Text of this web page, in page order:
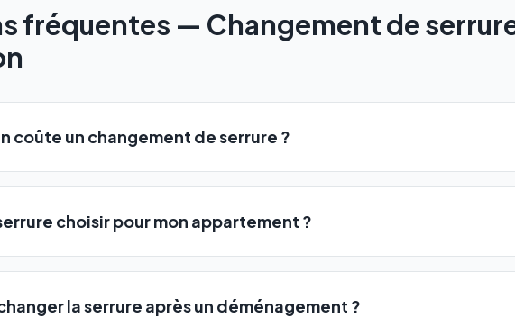
fréquentes — Changement de
coûte un changement de serrure ?
choisir pour mon appartement ?
la serrure après un déménagement ?